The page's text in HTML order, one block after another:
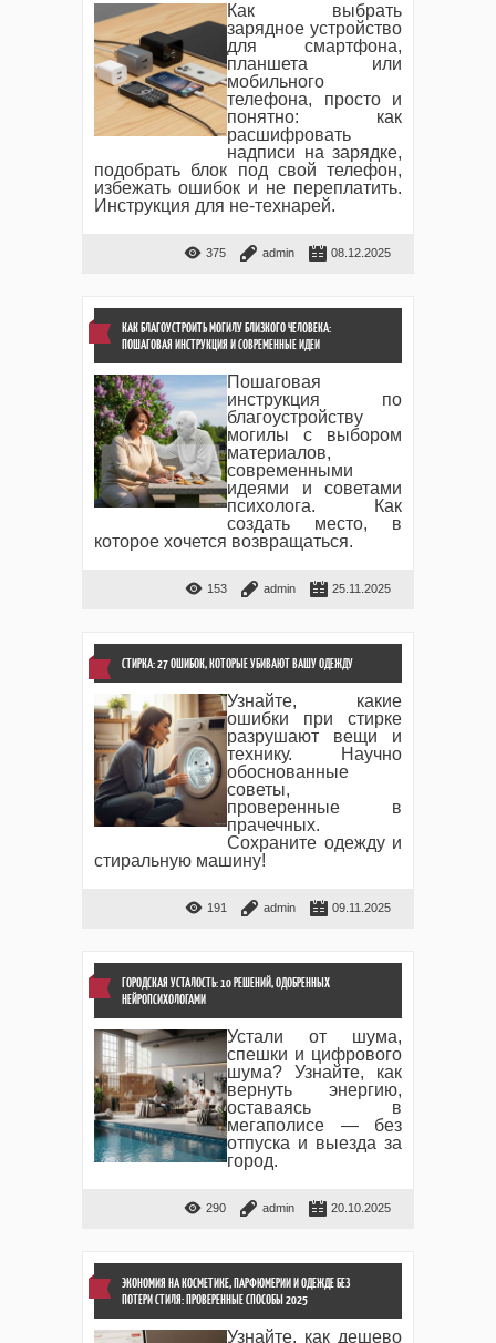
Как выбрать
зарядное устройство
для смартфона,
планшета или
мобильного
телефона, просто и
понятно: как
расшифровать
надписи на зарядке,
подобрать блок под свой телефон,
избежать ошибок и не переплатить.
Инструкция для не-технарей.
375 admin 08.12.2025
КАК БЛАГОУСТРОИТЬ МОГИЛУ БЛИЗКОГО ЧЕЛОВЕКА:
ПОШАГОВАЯ ИНСТРУКЦИЯ И СОВРЕМЕННЫЕ ИДЕИ
Пошаговая
инструкция по
благоустройству
могилы с выбором
материалов,
современными
идеями и советами
психолога. Как
создать место, в
которое хочется возвращаться.
153 admin 25.11.2025
СТИРКА: 27 ОШИБОК, КОТОРЫЕ УБИВАЮТ ВАШУ ОДЕЖДУ
Узнайте, какие
ошибки при стирке
разрушают вещи и
технику. Научно
обоснованные
советы,
проверенные в
прачечных.
Сохраните одежду и
стиральную машину!
191 admin 09.11.2025
ГОРОДСКАЯ УСТАЛОСТЬ: 10 РЕШЕНИЙ, ОДОБРЕННЫХ
НЕЙРОПСИХОЛОГАМИ
Устали от шума,
спешки и цифрового
шума? Узнайте, как
вернуть энергию,
оставаясь в
мегаполисе — без
отпуска и выезда за
город.
290 admin 20.10.2025
ЭКОНОМИЯ НА КОСМЕТИКЕ, ПАРФЮМЕРИИ И ОДЕЖДЕ БЕЗ
ПОТЕРИ СТИЛЯ: ПРОВЕРЕННЫЕ СПОСОБЫ 2025
Узнайте, как дешево